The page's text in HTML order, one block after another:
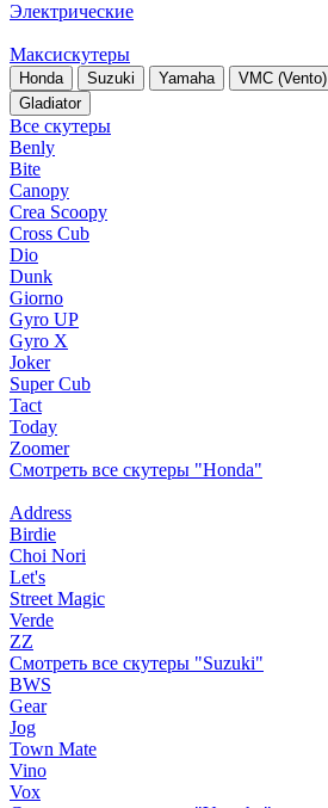
Электрические
Максискутеры
Honda Suzuki Yamaha VMC (Vento)
Gladiator
Все скутеры
Benly
Bite
Canopy
Crea Scoopy
Cross Cub
Dio
Dunk
Giorno
Gyro UP
Gyro X
Joker
Super Cub
Tact
Today
Zoomer
Смотреть все скутеры "Honda"
Address
Birdie
Choi Nori
Let's
Street Magic
Verde
ZZ
Смотреть все скутеры "Suzuki"
BWS
Gear
Jog
Town Mate
Vino
Vox